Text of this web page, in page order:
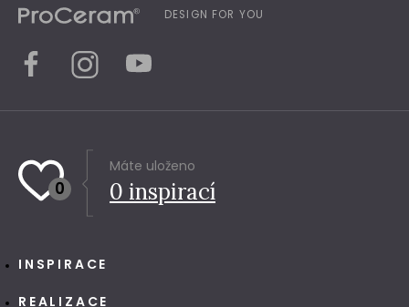
DESIGN FOR YOU
0
Máte uloženo
0 inspirací
INSPIRACE
REALIZACE